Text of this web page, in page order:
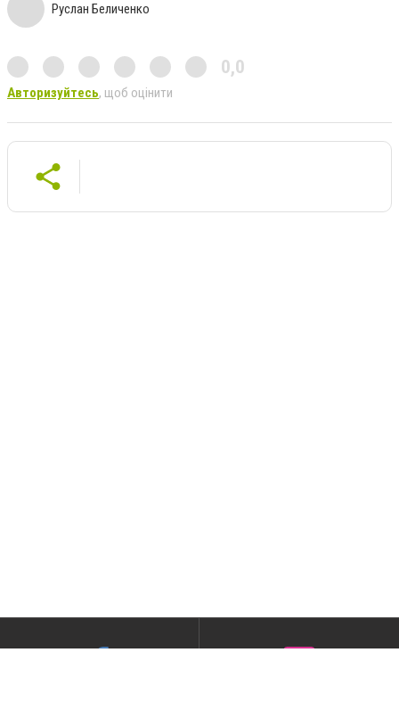
Руслан Беличенко
0,0
Авторизуйтесь, щоб оцінити